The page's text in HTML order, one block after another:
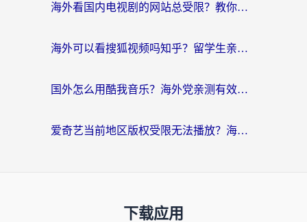
海外看国内电视剧的网站总受限？教你选对回国加速器，轻松追热剧
海外可以看搜狐视频吗知乎？留学生亲测有效的回国加速器选择指南
国外怎么用酷我音乐？海外党亲测有效的回国加速方案，附千千音乐中文歌收听指南
爱奇艺当前地区版权受限无法播放？海外党追剧看电影的终极解决方案来了
下载应用